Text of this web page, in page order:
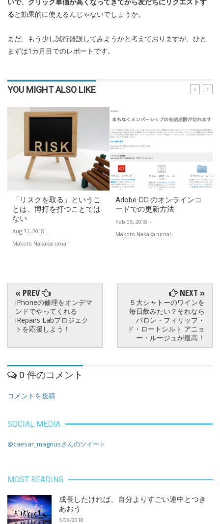
いで、クリック単価が高くなってきてから友だちにリクエストす
ると効果的に使えるんじゃないでしょうか。
まだ、もう少し試行錯誤してみようかと考えておりますが、ひと
まずは1カ月目でのレポートです。
YOU MIGHT ALSO LIKE
「リスクを取る」というこ
とは、博打を打つことでは
ない
Aug 31, 2018 -
Makoto Nakakarumai
Adobe CC のオンラインコ
ードでの更新方法
Feb 05, 2018 -
Makoto Nakakarumai
« PREV
iPhoneの修理をオンデマ
ンドでやってくれる
iRepairs Labプロジェク
トを応援しよう！
NEXT »
５大シャトーのワインを
毎日飲みたい？それなら
バロン・フィリップ・
ド・ロートシルト アニョ
ー・ルージュが最高！
0 件のコメント
コメントを投稿
SOCIAL MEDIA
@caesar_magnusさんのツイート
MOST READING
成長したければ、自分よりすごい連中とつき
あおう
3/08/2018